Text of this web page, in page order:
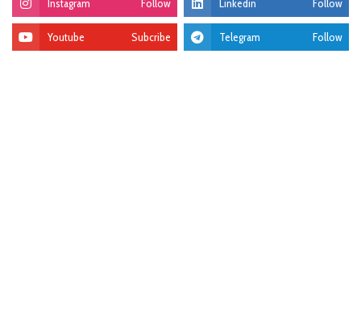
Instagram Follow Linkedin Follow
Youtube Subcribe Telegram Follow